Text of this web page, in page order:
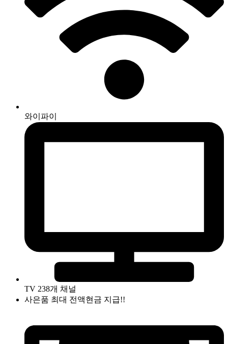
와이파이
TV 238개 채널
사은품 최대 전액현금 지급!!